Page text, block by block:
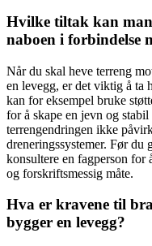
Hvilke tiltak kan
naboen i forbindelse
Når du skal heve terreng
en levegg, er det viktig å ta
kan for eksempel bruke
for å skape en jevn og
terrengendringen ikke
dreneringssystemer. Før du
konsultere en fagperson for
og forskriftsmessig måte.
Hva er kravene til
bygger en levegg?